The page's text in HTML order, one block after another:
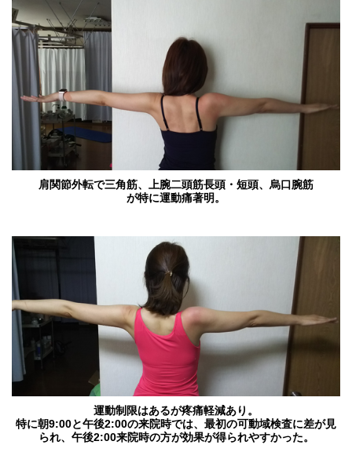
肩関節外転で三角筋、上腕二頭筋長頭・短頭、烏口腕筋
が特に運動痛著明。
運動制限はあるが疼痛軽減あり。
特に朝9:00と午後2:00の来院時では、最初の可動域検査に差が見
られ、午後2:00来院時の方が効果が得られやすかった。